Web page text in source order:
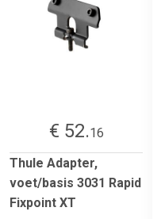
€ 52.16
Thule Adapter,
voet/basis 3031 Rapid
Fixpoint XT